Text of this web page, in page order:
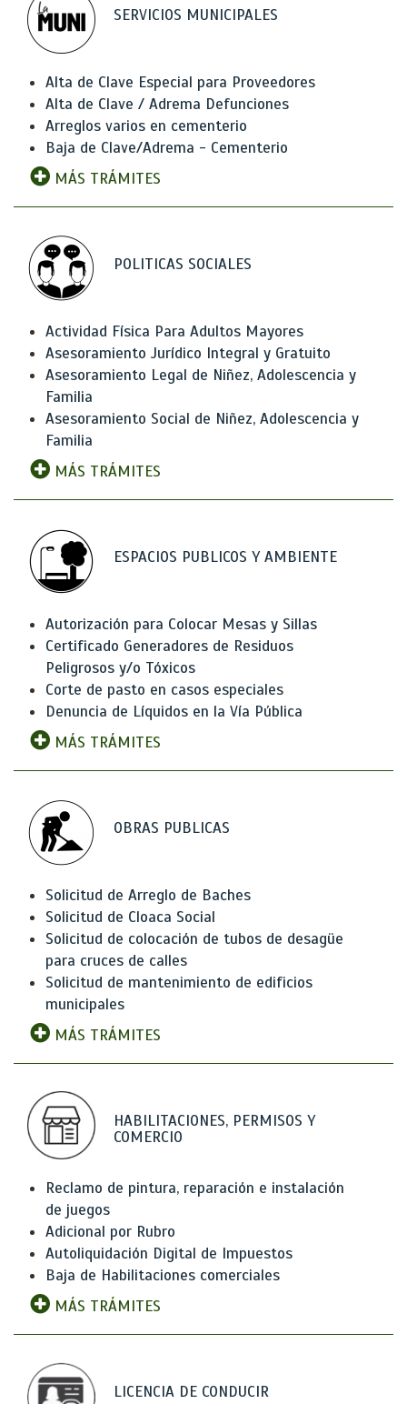
SERVICIOS MUNICIPALES
Alta de Clave Especial para Proveedores
Alta de Clave / Adrema Defunciones
Arreglos varios en cementerio
Baja de Clave/Adrema - Cementerio
MÁS TRÁMITES
POLITICAS SOCIALES
Actividad Física Para Adultos Mayores
Asesoramiento Jurídico Integral y Gratuito
Asesoramiento Legal de Niñez, Adolescencia y
Familia
Asesoramiento Social de Niñez, Adolescencia y
Familia
MÁS TRÁMITES
ESPACIOS PUBLICOS Y AMBIENTE
Autorización para Colocar Mesas y Sillas
Certificado Generadores de Residuos
Peligrosos y/o Tóxicos
Corte de pasto en casos especiales
Denuncia de Líquidos en la Vía Pública
MÁS TRÁMITES
OBRAS PUBLICAS
Solicitud de Arreglo de Baches
Solicitud de Cloaca Social
Solicitud de colocación de tubos de desagüe
para cruces de calles
Solicitud de mantenimiento de edificios
municipales
MÁS TRÁMITES
HABILITACIONES, PERMISOS Y
COMERCIO
Reclamo de pintura, reparación e instalación
de juegos
Adicional por Rubro
Autoliquidación Digital de Impuestos
Baja de Habilitaciones comerciales
MÁS TRÁMITES
LICENCIA DE CONDUCIR